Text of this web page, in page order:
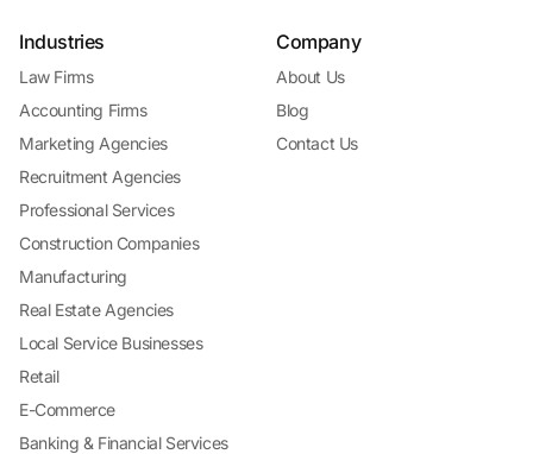
Industries
Law Firms
Accounting Firms
Marketing Agencies
Recruitment Agencies
Professional Services
Construction Companies
Manufacturing
Real Estate Agencies
Local Service Businesses
Retail
E-Commerce
Banking & Financial Services
Company
About Us
Blog
Contact Us